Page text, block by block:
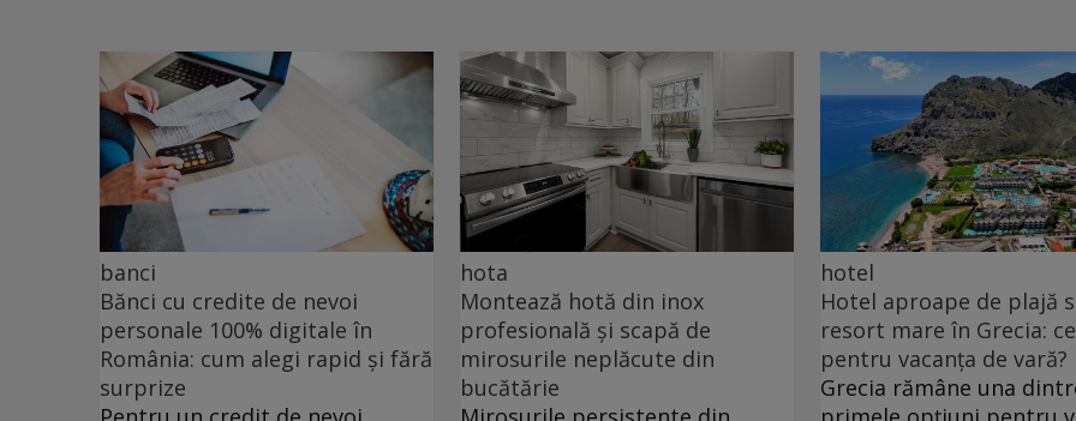
banci
Bănci cu credite de nevoi
personale 100% digitale în
România: cum alegi rapid și fără
surprize
hota
Montează hotă din inox
profesională și scapă de
mirosurile neplăcute din
bucătărie
hotel
Hotel aproape de plajă
resort mare în Grecia:
pentru vacanța de vară?
Grecia rămâne una